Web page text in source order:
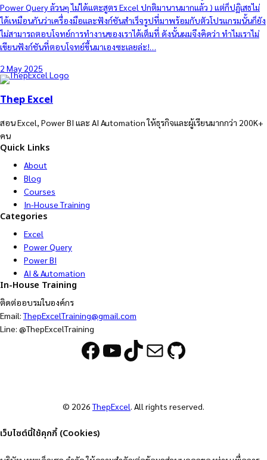
Power Query ล้วนๆ ไม่ได้แตะสูตร Excel ปกติมานานมากแล้ว ) แต่ก็ปฏิเสธไม่
ได้เหมือนกันว่าเครื่องมือและฟังก์ชันสำเร็จรูปที่มาพร้อมกับตัวโปรแกรมนั้นก็ยัง
ไม่สามารถตอบโจทย์การทำงานของเราได้เต็มที่ ดังนั้นผมจึงคิดว่า ทำไมเราไม่
เขียนฟังก์ชันที่ตอบโจทย์ขึ้นมาเองซะเลยล่ะ!…
2 May 2025
Thep Excel
สอน Excel, Power BI และ AI Automation ให้ธุรกิจและผู้เรียนมากกว่า 200K+
คน
Quick Links
About
Blog
Courses
In-House Training
Categories
Excel
Power Query
Power BI
AI & Automation
In-House Training
ติดต่ออบรมในองค์กร
Email:ThepExcelTraining@gmail.com
Line: @ThepExcelTraining
Facebook YouTube TikTok Mail GitHub
© 2026ThepExcel. All rights reserved.
เว็บไซต์นี้ใช้คุกกี้ (Cookies)